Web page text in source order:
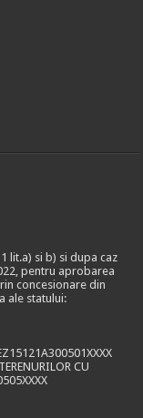
lit.a) si b) si dupa caz
pentru aprobarea
concesionare din
ale statului:
CU